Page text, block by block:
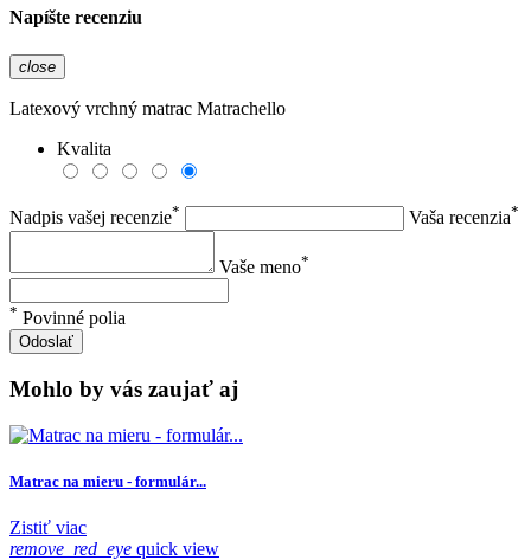
Napíšte recenziu
close
Latexový vrchný matrac Matrachello
Kvalita
Nadpis vašej recenzie* Vaša recenzia*
Vaše meno*
* Povinné polia
Odoslať
Mohlo by vás zaujať aj
Matrac na mieru - formulár...
Zistiť viac
remove_red_eye quick view